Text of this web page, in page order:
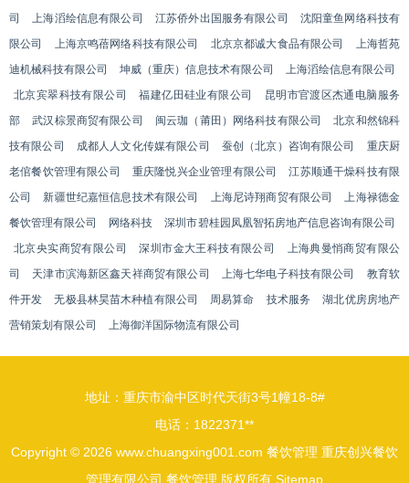
司
上海滔绘信息有限公司 江苏侨外出国服务有限公司
沈阳童鱼网络科技有
限公司
上海京鸣蓓网络科技有限公司 北京京都诚大食品有限公司
上海哲苑
迪机械科技有限公司
坤威（重庆）信息技术有限公司
上海滔绘信息有限公司
北京宾翠科技有限公司
福建亿田硅业有限公司
昆明市官渡区杰通电脑服务
部
武汉棕景商贸有限公司 闽云珈（莆田）网络科技有限公司
北京和然锦科
技有限公司
成都人人文化传媒有限公司 蚕创（北京）咨询有限公司
重庆厨
老倌餐饮管理有限公司
重庆隆悦兴企业管理有限公司
江苏顺通干燥科技有限
公司
新疆世纪嘉恒信息技术有限公司 上海尼诗翔商贸有限公司
上海禄德金
餐饮管理有限公司
网络科技
深圳市碧桂园凤凰智拓房地产信息咨询有限公司
北京央实商贸有限公司
深圳市金大王科技有限公司
上海典曼悄商贸有限公
司
天津市滨海新区鑫天祥商贸有限公司 上海七华电子科技有限公司
教育软
件开发
无极县林昊苗木种植有限公司 周易算命 技术服务
湖北优房房地产
营销策划有限公司
上海御洋国际物流有限公司
地址：重庆市渝中区时代天街3号1幢18-8#
电话：1822371**
Copyright © 2026 www.chuangxing001.com 餐饮管理 重庆创兴餐饮
管理有限公司 餐饮管理 版权所有 Sitemap